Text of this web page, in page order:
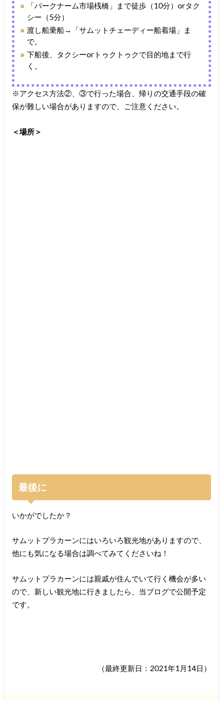
「パークナーム市場桟橋」まで徒歩（10分）orタク
シー（5分）
渡し船乗船→「サムットチェーディー船着場」ま
で。
下船後、タクシーorトゥクトゥクで目的地まで行
く。
※アクセス方法②、③で行った場合、帰りの交通手段の確
保が難しい場合がありますので、ご注意ください。
＜場所＞
最後に
いかがでしたか？
サムットプラカーンにはいろいろ観光地がありますので、
他にも気になる場合は調べてみてくださいね！
サムットプラカーンには親戚が住んでいて行く機会が多い
ので、新しい観光地に行きましたら、当ブログで公開予定
です。
（最終更新日：2021年1月14日）